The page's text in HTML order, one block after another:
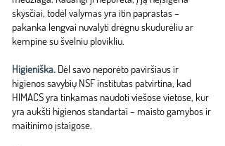
skysčiai, todėl valymas yra itin paprastas –
pakanka lengvai nuvalyti drėgnu skudurėliu ar
kempine su švelniu plovikliu.
Higieniška. Dėl savo neporėto paviršiaus ir
higienos savybių NSF institutas patvirtina, kad
HIMACS yra tinkamas naudoti viešose vietose, kur
yra aukšti higienos standartai – maisto gamybos ir
maitinimo įstaigose.